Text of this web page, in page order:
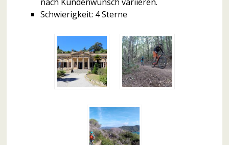
Schwierigkeit: 4 Sterne